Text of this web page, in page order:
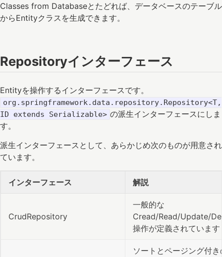
Classes from Databaseとたどれば、データベースのテーブル
からEntityクラスを生成できます。
Repositoryインターフェース
Entityを操作するインターフェースです。
org.springframework.data.repository.Repository<T,
ID extends Serializable> の派生インターフェースにしま
す。
派生インターフェースとして、あらかじめ次のものが用意され
ています。
インターフェース 解説
CrudRepository
一般的な
Cread/Read/Update/
操作が定義されています
ソートとページング付き